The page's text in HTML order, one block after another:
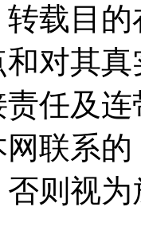
载目
对其
任及
联系
则视